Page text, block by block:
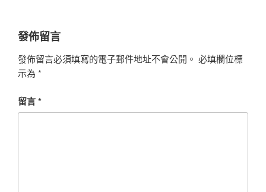
發佈留言
發佈留言必須填寫的電子郵件地址不會公開。 必填欄位標
示為 *
留言*